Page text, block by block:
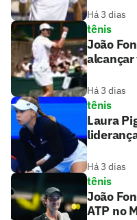
Há 3 dias
tênis
João
Há 3 dias
tênis
Laura
Há 3 dias
tênis
João
ATP no